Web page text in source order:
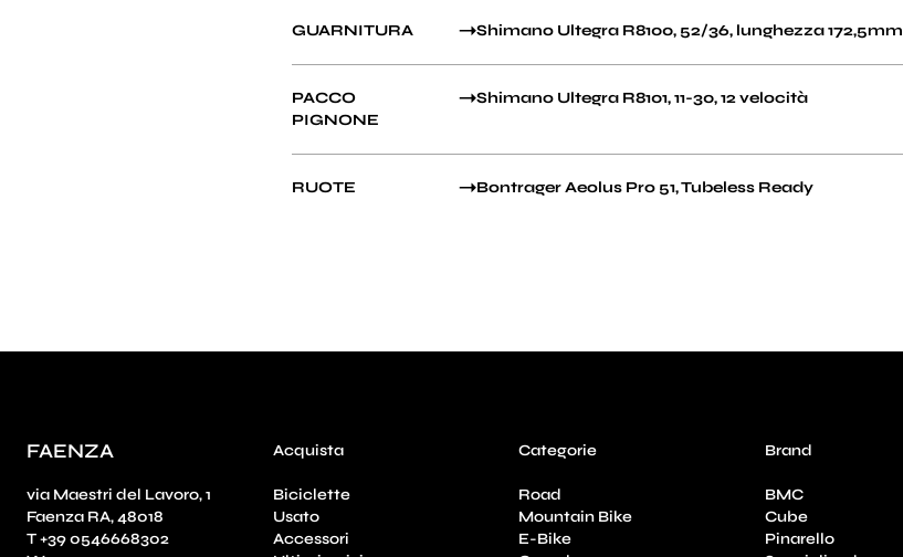
GUARNITURA Shimano Ultegra R8100, 52/36, lunghezza 172,5mm
PACCO
PIGNONE
Shimano Ultegra R8101, 11-30, 12 velocità
RUOTE Bontrager Aeolus Pro 51, Tubeless Ready
FAENZA
via Maestri del Lavoro, 1
Faenza RA, 48018
T +39 0546668302
Acquista
Biciclette
Usato
Accessori
Categorie
Road
Mountain Bike
E-Bike
Brand
BMC
Cube
Pinarello